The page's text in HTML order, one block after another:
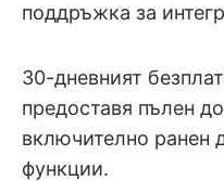
поддръжка за
30-дневният
предоставя пълен
включително ранен
функции.